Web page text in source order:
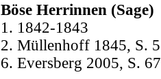
Böse Herrinnen (Sage)
1. 1842-1843
2. Müllenhoff 1845, S.
6. Eversberg 2005, S. 67